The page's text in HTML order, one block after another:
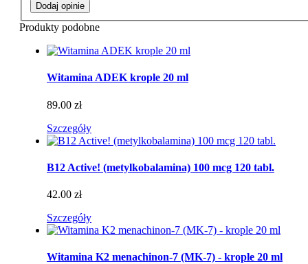
Dodaj opinie
Produkty podobne
Witamina ADEK krople 20 ml
89.00 zł
Szczegóły
B12 Active! (metylkobalamina) 100 mcg 120 tabl.
42.00 zł
Szczegóły
Witamina K2 menachinon-7 (MK-7) - krople 20 ml